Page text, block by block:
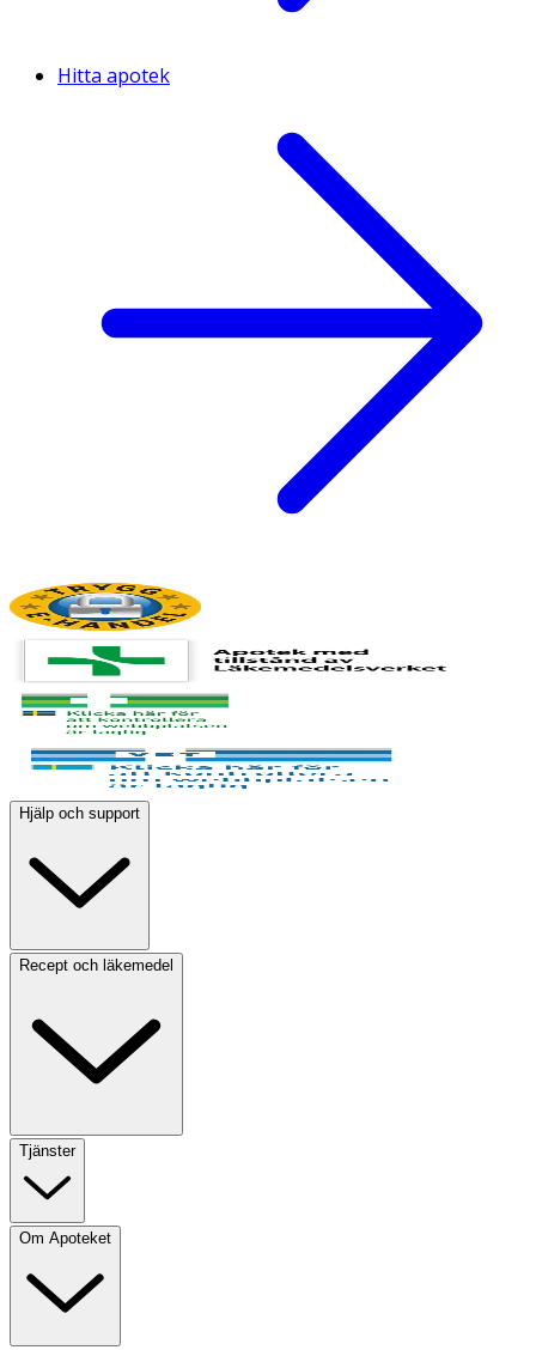
Hitta apotek
Hjälp och support
Recept och läkemedel
Tjänster
Om Apoteket